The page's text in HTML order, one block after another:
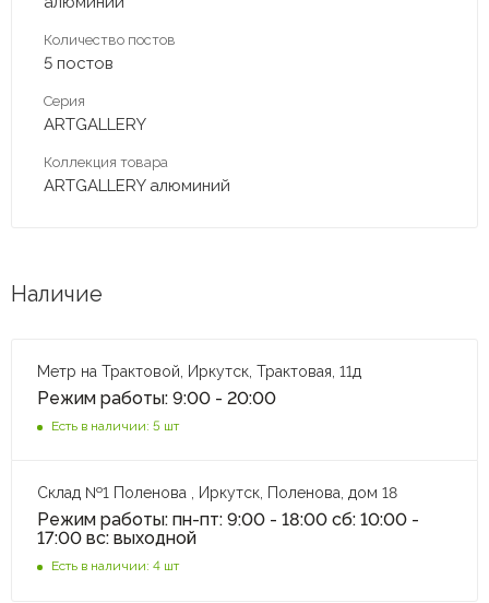
Количество постов
5 постов
Серия
ARTGALLERY
Коллекция товара
ARTGALLERY алюминий
Наличие
Метр на Трактовой, Иркутск, Трактовая, 11д
Режим работы: 9:00 - 20:00
Есть в наличии: 5 шт
Склад №1 Поленова , Иркутск, Поленова, дом 18
Режим работы: пн-пт: 9:00 - 18:00 сб: 10:00 -
17:00 вс: выходной
Есть в наличии: 4 шт